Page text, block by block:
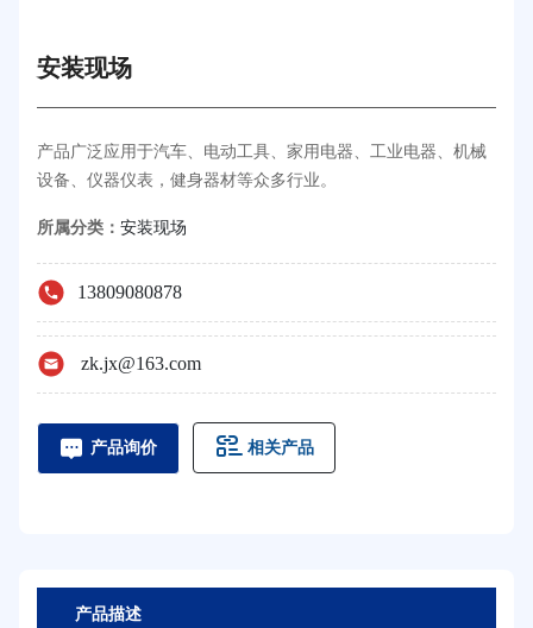
安装现场
产品广泛应用于汽车、电动工具、家用电器、工业电器、机械
设备、仪器仪表，健身器材等众多行业。
所属分类： 安装现场
13809080878
zk.jx@163.com
产品询价 相关产品
产品描述